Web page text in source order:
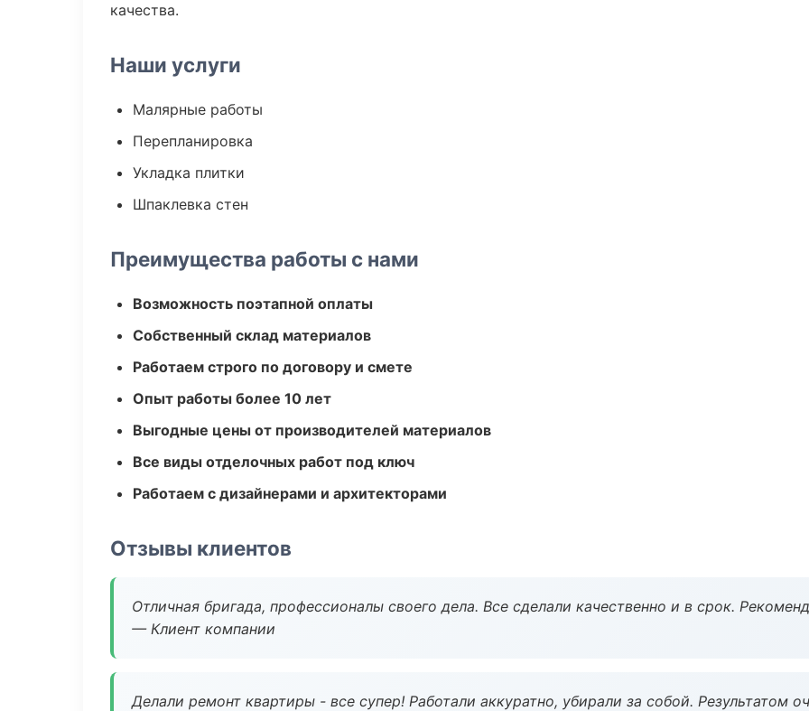
качества.
Наши услуги
Малярные работы
Перепланировка
Укладка плитки
Шпаклевка стен
Преимущества работы с нами
Возможность поэтапной оплаты
Собственный склад материалов
Работаем строго по договору и смете
Опыт работы более 10 лет
Выгодные цены от производителей материалов
Все виды отделочных работ под ключ
Работаем с дизайнерами и архитекторами
Отзывы клиентов
Отличная бригада, профессионалы своего дела. Все сделали качественно и в срок.
— Клиент компании
Делали ремонт квартиры - все супер! Работали аккуратно, убирали за собой. Результатом